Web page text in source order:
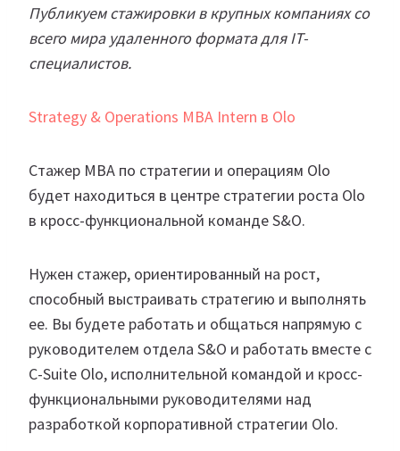
Публикуем стажировки в крупных компаниях со
всего мира удаленного формата для IT-
специалистов.
Strategy & Operations MBA Intern в Olo
Стажер MBA по стратегии и операциям Olo
будет находиться в центре стратегии роста Olo
в кросс-функциональной команде S&O.
Нужен стажер, ориентированный на рост,
способный выстраивать стратегию и выполнять
ее. Вы будете работать и общаться напрямую с
руководителем отдела S&O и работать вместе с
C-Suite Olo, исполнительной командой и кросс-
функциональными руководителями над
разработкой корпоративной стратегии Olo.